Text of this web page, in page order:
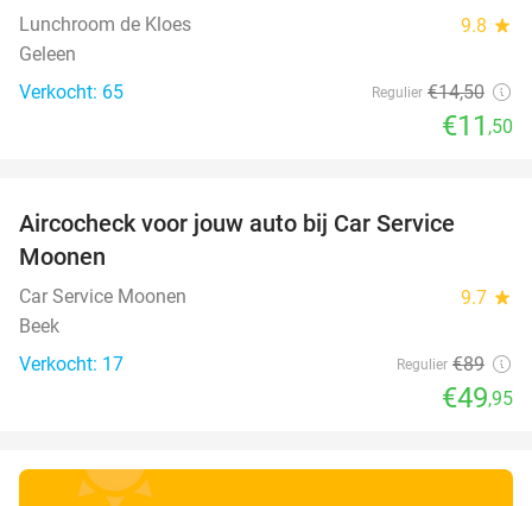
Lunchroom de Kloes 9.8 star
Geleen
Verkocht: 65
Regulier €14,50
€11 ,50
Aircocheck voor jouw auto bij Car Service
Moonen
Car Service Moonen 9.7 star
Beek
Verkocht: 17
Regulier €89
€49,95